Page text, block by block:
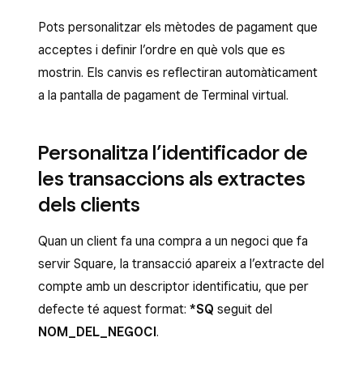
Pots personalitzar els mètodes de pagament que
acceptes i definir l’ordre en què vols que es
mostrin. Els canvis es reflectiran automàticament
a la pantalla de pagament de Terminal virtual.
Personalitza l’identificador de
les transaccions als extractes
dels clients
Quan un client fa una compra a un negoci que fa
servir Square, la transacció apareix a l’extracte del
compte amb un descriptor identificatiu, que per
defecte té aquest format: *SQ seguit del
NOM_DEL_NEGOCI.